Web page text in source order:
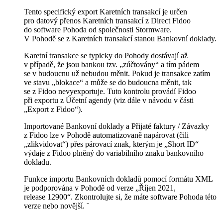
Tento specifický export Karetních transakcí je určen
pro datový přenos Karetních transakcí z Direct Fidoo
do software Pohoda od společnosti Stormware.
V Pohodě se z Karetních transakcí stanou Bankovní doklady.
Karetní transakce se typicky do Pohody dostávají až
v případě, že jsou bankou tzv. „zúčtovány“ a tím pádem
se v budoucnu už nebudou měnit. Pokud je transakce zatím
ve stavu „blokace“ a může se do budoucna měnit, tak
se z Fidoo nevyexportuje. Tuto kontrolu provádí Fidoo
při exportu z Účetní agendy (viz dále v návodu v části
„Export z Fidoo“).
Importované Bankovní doklady a Přijaté faktury / Závazky
z Fidoo lze v Pohodě automatizovaně napárovat (čili
„zlikvidovat“) přes párovací znak, kterým je „Short ID“
výdaje z Fidoo plněný do variabilního znaku bankovního
dokladu.
Funkce importu Bankovních dokladů pomocí formátu XML
je podporována v Pohodě od verze „Říjen 2021,
release 12900“. Zkontrolujte si, že máte software Pohoda této
verze nebo novější. ¨